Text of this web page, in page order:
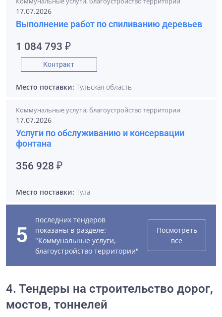
17.07.2026
Выполнение работ по спиливанию деревьев
1 084 793 ₽
Контракт
Место поставки: Тульская область
Коммунальные услуги, благоустройство территории
17.07.2026
Услуги по обслуживанию и консервации
фонтана
356 928 ₽
Место поставки: Тула
5
последних тендеров
показаны в разделе:
"Коммунальные услуги,
благоустройство территории"
Посмотреть
все
4. Тендеры на строительство дорог,
мостов, тоннелей